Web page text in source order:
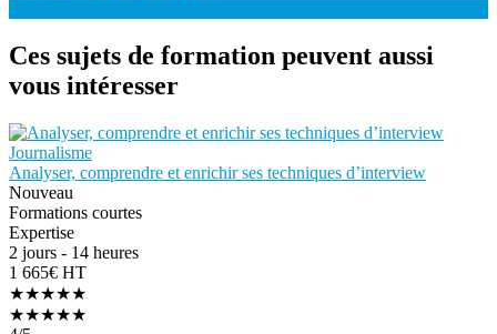
Ces sujets de formation peuvent aussi
vous intéresser
Journalisme
Analyser, comprendre et enrichir ses techniques d’interview
Nouveau
Formations courtes
Expertise
2 jours - 14 heures
1 665€ HT
★★★★★
★★★★★